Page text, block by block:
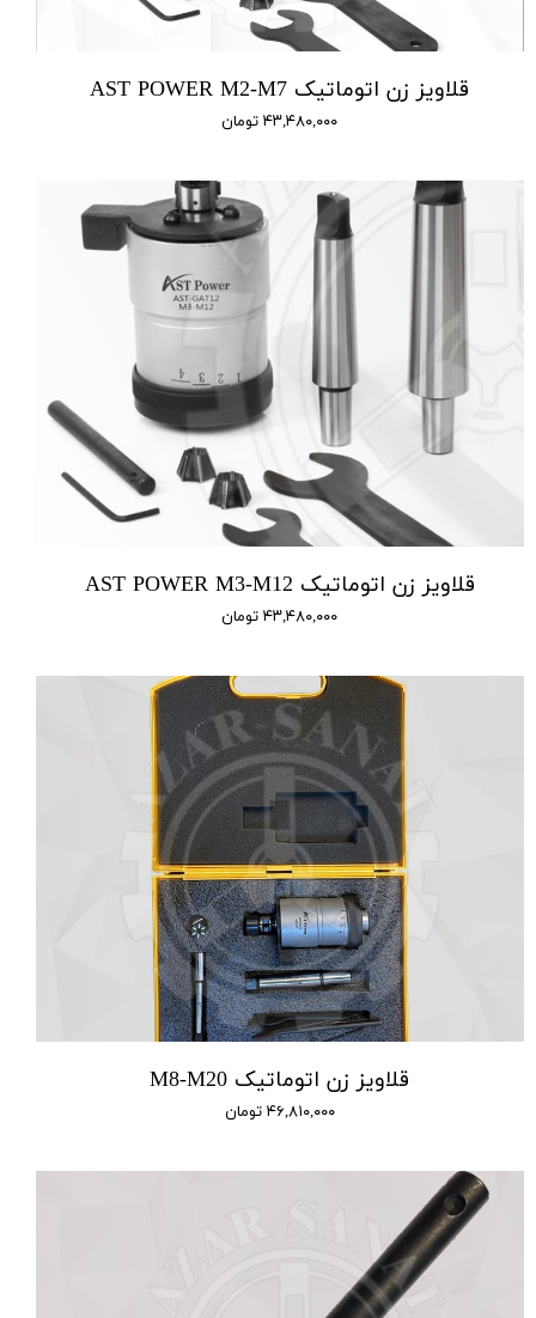
قلاویز زن اتوماتیک AST POWER M2-M7
۴۳,۴۸۰,۰۰۰ تومان
قلاویز زن اتوماتیک AST POWER M3-M12
۴۳,۴۸۰,۰۰۰ تومان
قلاویز زن اتوماتیک M8-M20
۴۶,۸۱۰,۰۰۰ تومان